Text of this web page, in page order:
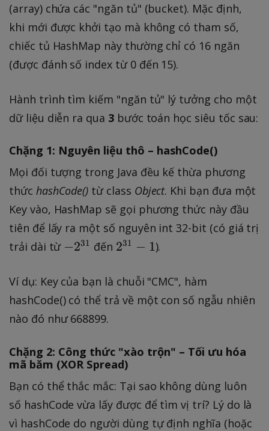
(array) chứa các "ngăn tủ" (bucket). Mặc định,
khi mới được khởi tạo mà không có tham số,
chiếc tủ HashMap này thường chỉ có 16 ngăn
(được đánh số index từ 0 đến 15).
Hành trình tìm kiếm "ngăn tủ" lý tưởng cho một
dữ liệu diễn ra qua 3bước toán học siêu tốc sau:
Chặng 1: Nguyên liệu thô – hashCode()
Mọi đối tượng trong Java đều kế thừa phương
thức hashCode() từ class Object. Khi bạn đưa một
Key vào, HashMap sẽ gọi phương thức này đầu
tiên để lấy ra một số nguyên int 32-bit (có giá trị
trải dài từ -
^
{
3
1
−231 đến 2
{
3
1
1
231 − 1).
Ví dụ: Key của bạn là chuỗi "CMC", hàm
hashCode() có thể trả về một con số ngẫu nhiên
nào đó như 668899.
Chặng 2: Công thức "xào trộn" – Tối ưu hóa
mã băm (XOR Spread)
Bạn có thể thắc mắc: Tại sao không dùng luôn
số hashCode vừa lấy được để tìm vị trí? Lý do là
vì hashCode do người dùng tự định nghĩa (hoặc